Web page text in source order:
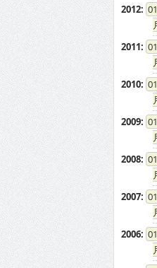
2012: 01
2011: 01
2010: 01
2009: 01
2008: 01
2007: 01
2006: 01